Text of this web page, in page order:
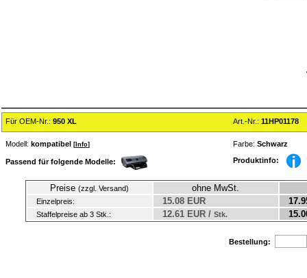
Für OEM-Nr.: 950 XL Art.-Nr.: 11HP01178
Modell: kompatibel [ Info] Farbe: Schwarz
Passend für folgende Modelle: Produktinfo:
Preise (zzgl. Versand) ohne MwSt.
Einzelpreis: 15.08 EUR
Staffelpreise ab 3 Stk.: 12.61 EUR / Stk.
Bestellung: